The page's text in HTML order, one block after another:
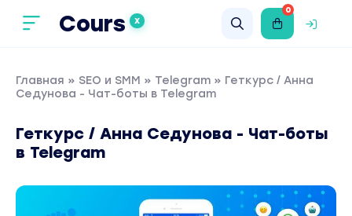
Cours X
0
Главная » SEO и SMM » Telegram » Геткурс / Анна
Седунова - Чат-боты в Telegram
Геткурс / Анна Седунова - Чат-боты
в Telegram